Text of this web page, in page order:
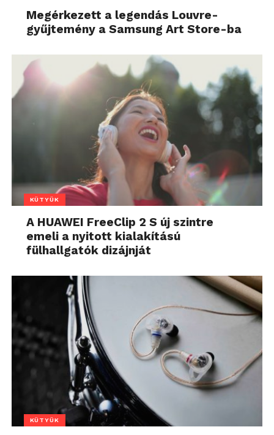
Megérkezett a legendás Louvre-
gyűjtemény a Samsung Art Store-ba
KÜTYÜK
A HUAWEI FreeClip 2 S új szintre
emeli a nyitott kialakítású
fülhallgatók dizájnját
KÜTYÜK